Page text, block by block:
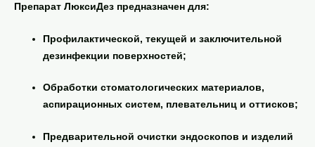
Препарат ЛюксиДез предназначен для:
Профилактической, текущей и заключительной
дезинфекции поверхностей;
Обработкистоматологических материалов,
аспирационных систем, плевательниц и оттисков;
Предварительной очистки эндоскопов и изделий